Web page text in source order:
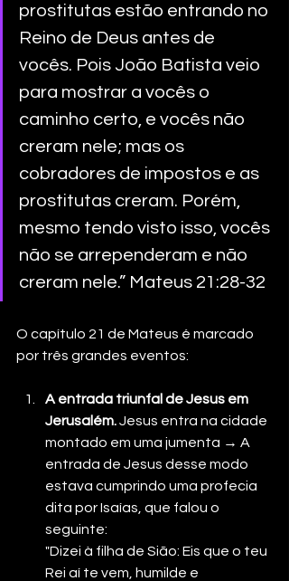
prostitutas estão entrando no
Reino de Deus antes de
vocês. Pois João Batista veio
para mostrar a vocês o
caminho certo, e vocês não
creram nele; mas os
cobradores de impostos e as
prostitutas creram. Porém,
mesmo tendo visto isso, vocês
não se arrependeram e não
creram nele.” Mateus 21:28-32
O capítulo 21 de Mateus é marcado
por três grandes eventos:
A entrada triunfal de Jesus em
Jerusalém. Jesus entra na cidade
montado em uma jumenta → A
entrada de Jesus desse modo
estava cumprindo uma profecia
dita por Isaías, que falou o
seguinte:
"Dizei à filha de Sião: Eis que o teu
Rei aí te vem, humilde e